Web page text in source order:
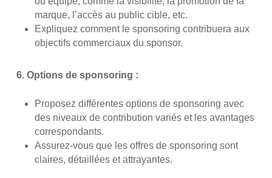
marque, l’accès au public cible, etc.
Expliquez comment le sponsoring contribuera aux
objectifs commerciaux du sponsor.
6. Options de sponsoring :
Proposez différentes options de sponsoring avec
des niveaux de contribution variés et les avantages
correspondants.
Assurez-vous que les offres de sponsoring sont
claires, détaillées et attrayantes.